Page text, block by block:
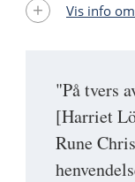
"På tvers
[Harriet
Rune
Vis info